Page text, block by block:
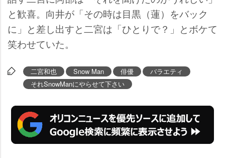
と歓喜。向井が「その時は目黒（蓮）をバック
に」と差し出すと二宮は「ひとりで？」とボケて
笑わせていた。
二宮和也 Snow Man 俳優
バラエティ
それSnowManにやらせて下さい